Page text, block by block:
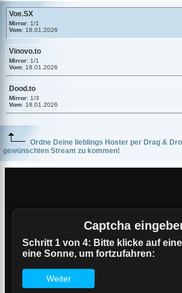
Voe.SX
Mirror: 1/1
Vom: 18.01.2026
Vinovo.to
Mirror: 1/1
Vom: 18.01.2026
Dood.to
Mirror: 1/3
Vom: 18.01.2026
Ordne Deine lieblings Hoster per Drag &
gewünschten Stream zu kommen!